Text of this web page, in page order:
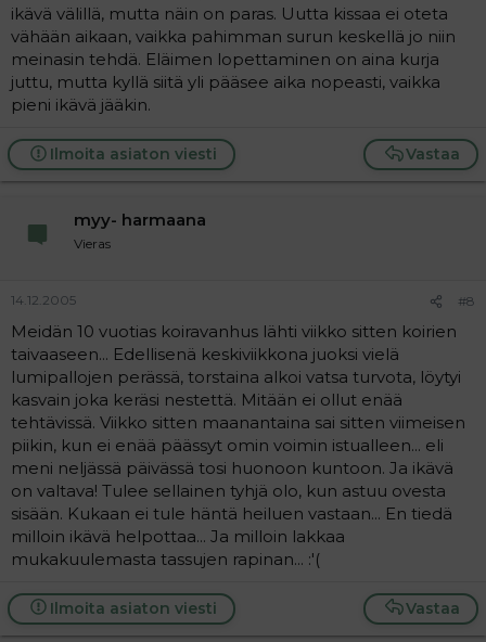
meille muistot!
ikävä välillä, mutta näin on paras. Uutta kissaa ei oteta
vähään aikaan, vaikka pahimman surun keskellä jo niin
meinasin tehdä. Eläimen lopettaminen on aina kurja
juttu, mutta kyllä siitä yli pääsee aika nopeasti, vaikka
pieni ikävä jääkin.
Vastaa
Ilmoita asiaton viesti
myy- harmaana
Vieras
14.12.2005 #8
Meidän 10 vuotias koiravanhus lähti viikko sitten koirien
taivaaseen... Edellisenä keskiviikkona juoksi vielä
lumipallojen perässä, torstaina alkoi vatsa turvota, löytyi
kasvain joka keräsi nestettä. Mitään ei ollut enää
tehtävissä. Viikko sitten maanantaina sai sitten viimeisen
piikin, kun ei enää päässyt omin voimin istualleen... eli
meni neljässä päivässä tosi huonoon kuntoon. Ja ikävä
on valtava! Tulee sellainen tyhjä olo, kun astuu ovesta
sisään. Kukaan ei tule häntä heiluen vastaan... En tiedä
milloin ikävä helpottaa... Ja milloin lakkaa
mukakuulemasta tassujen rapinan... :'(
Vastaa
Ilmoita asiaton viesti